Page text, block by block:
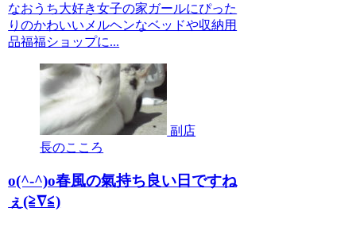
なおうち大好き女子の家ガールにぴった
りのかわいいメルヘンなベッドや収納用
品福福ショップに...
副店
長のこころ
o(^-^)o春風の氣持ち良い日ですね
ぇ(≧∇≦)